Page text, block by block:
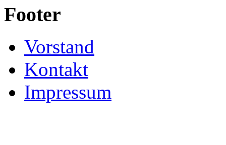
Footer
Vorstand
Kontakt
Impressum